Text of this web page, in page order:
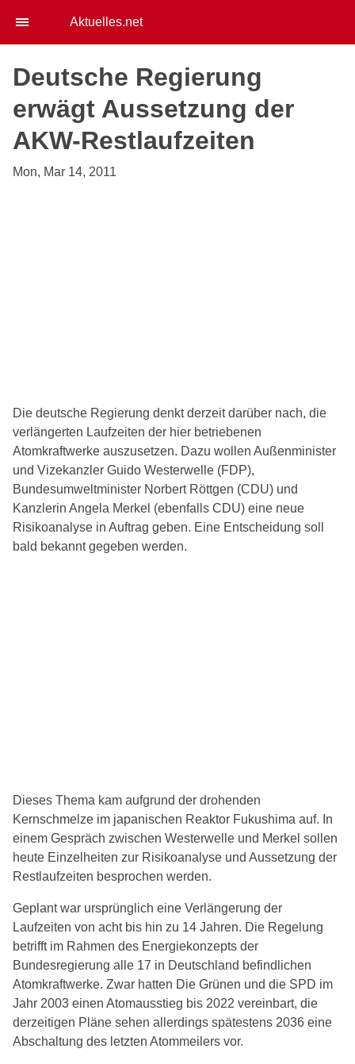
Aktuelles.net
Deutsche Regierung
erwägt Aussetzung der
AKW-Restlaufzeiten
Mon, Mar 14, 2011
Die deutsche Regierung denkt derzeit darüber nach, die
verlängerten Laufzeiten der hier betriebenen
Atomkraftwerke auszusetzen. Dazu wollen Außenminister
und Vizekanzler Guido Westerwelle (FDP),
Bundesumweltminister Norbert Röttgen (CDU) und
Kanzlerin Angela Merkel (ebenfalls CDU) eine neue
Risikoanalyse in Auftrag geben. Eine Entscheidung soll
bald bekannt gegeben werden.
Dieses Thema kam aufgrund der drohenden
Kernschmelze im japanischen Reaktor Fukushima auf. In
einem Gespräch zwischen Westerwelle und Merkel sollen
heute Einzelheiten zur Risikoanalyse und Aussetzung der
Restlaufzeiten besprochen werden.
Geplant war ursprünglich eine Verlängerung der
Laufzeiten von acht bis hin zu 14 Jahren. Die Regelung
betrifft im Rahmen des Energiekonzepts der
Bundesregierung alle 17 in Deutschland befindlichen
Atomkraftwerke. Zwar hatten Die Grünen und die SPD im
Jahr 2003 einen Atomausstieg bis 2022 vereinbart, die
derzeitigen Pläne sehen allerdings spätestens 2036 eine
Abschaltung des letzten Atommeilers vor.